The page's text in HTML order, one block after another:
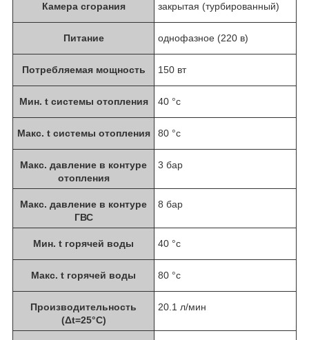
Камера сгорания закрытая (турбированный)
Питание однофазное (220 в)
Потребляемая мощность 150 вт
Мин. t системы отопления 40 °с
Макс. t системы отопления 80 °с
Макс. давление в контуре
отопления
3 бар
Макс. давление в контуре
ГВС
8 бар
Мин. t горячей воды 40 °с
Макс. t горячей воды 80 °с
Производительность
(Δt=25°C)
20.1 л/мин